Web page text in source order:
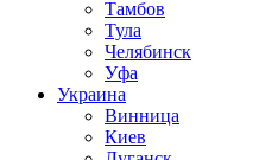
Тамбов
Тула
Челябинск
Уфа
Украина
Винница
Киев